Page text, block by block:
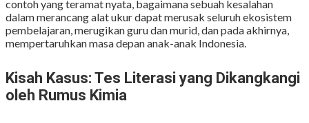
contoh yang teramat nyata, bagaimana sebuah kesalahan
dalam merancang alat ukur dapat merusak seluruh ekosistem
pembelajaran, merugikan guru dan murid, dan pada akhirnya,
mempertaruhkan masa depan anak-anak Indonesia.
Kisah Kasus: Tes Literasi yang Dikangkangi
oleh Rumus Kimia